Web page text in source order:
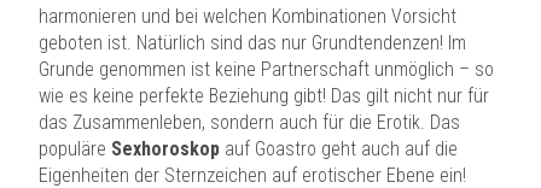
harmonieren und bei welchen Kombinationen Vorsicht
geboten ist. Natürlich sind das nur Grundtendenzen! Im
Grunde genommen ist keine Partnerschaft unmöglich – so
wie es keine perfekte Beziehung gibt! Das gilt nicht nur für
das Zusammenleben, sondern auch für die Erotik. Das
populäre Sexhoroskop auf Goastro geht auch auf die
Eigenheiten der Sternzeichen auf erotischer Ebene ein!